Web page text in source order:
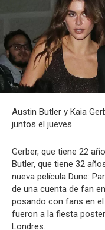
Austin Butler y Kaia
juntos el jueves.
Gerber, que tiene 22
Butler, que tiene 32
nueva película Dune:
de una cuenta de fan
posando con fans en
fueron a la fiesta
Londres.